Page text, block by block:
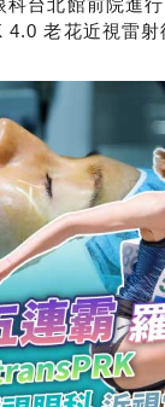
科台北館前院進
老花近視雷射